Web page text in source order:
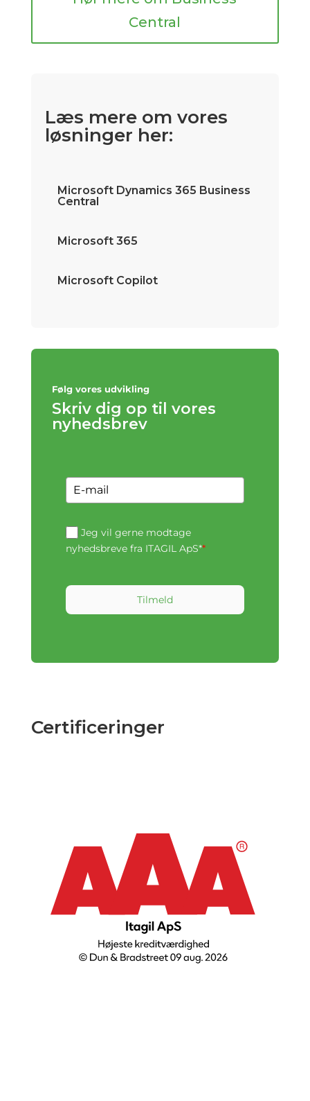
Central
Læs mere om vores
løsninger her:
Microsoft Dynamics 365 Business
Central
Microsoft 365
Microsoft Copilot
Følg vores udvikling
Skriv dig op til vores
nyhedsbrev
Jeg vil gerne modtage
nyhedsbreve fra ITAGIL ApS**
Tilmeld
Certificeringer